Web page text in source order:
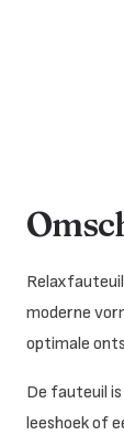
moderne
optimale
De fauteuil
leeshoek of